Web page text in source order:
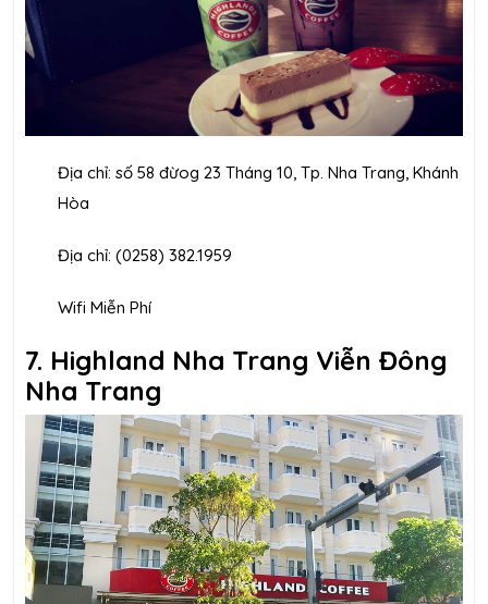
Địa chỉ: số 58 đừog 23 Tháng 10, Tp. Nha Trang, Khánh
Hòa
Địa chỉ: (0258) 382.1959
Wifi Miễn Phí
7. Highland Nha Trang Viễn Đông
Nha Trang